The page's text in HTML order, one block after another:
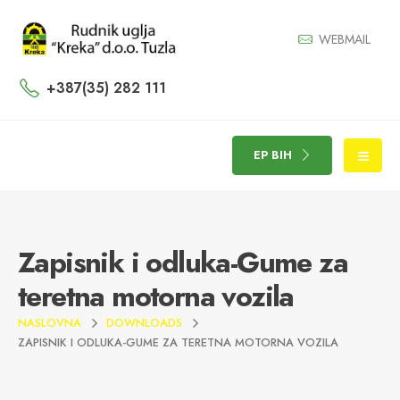
WEBMAIL
+387(35) 282 111
EP BIH
Zapisnik i odluka-Gume za
teretna motorna vozila
NASLOVNA
DOWNLOADS
ZAPISNIK I ODLUKA-GUME ZA TERETNA MOTORNA VOZILA